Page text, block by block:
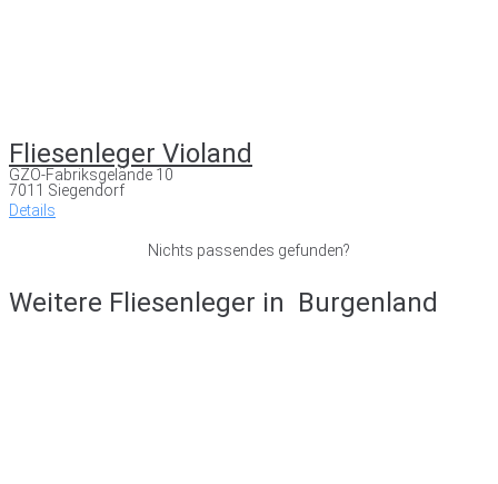
Fliesenleger Violand
GZO-Fabriksgelände 10
7011 Siegendorf
Details
Nichts passendes gefunden?
Weitere Fliesenleger in Burgenland